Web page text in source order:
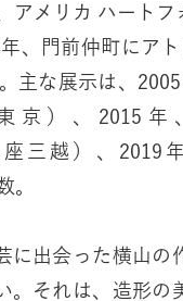
アメリカ ハートフ
、門前仲町にアト
主な展示は、
）、2015年、
三越）、20​19
。
に出会った横山の
。それは、造形の